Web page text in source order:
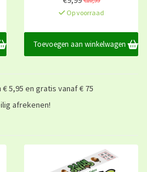
Op voorraad
Toevoegen aan winkelwagen
5,95 en gratis vanaf € 75
afrekenen!